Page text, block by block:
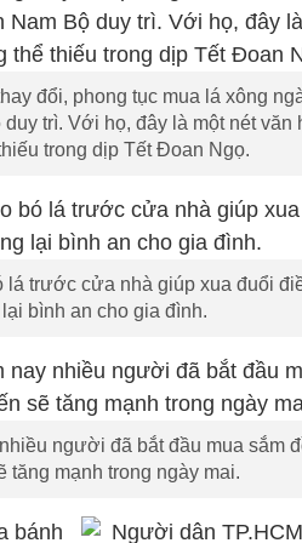
đổi, phong tục mua lá xông
trì. Với họ, đây là một nét văn
trong dịp Tết Đoan Ngọ.
lá trước cửa nhà giúp xua đuổi
bình an cho gia đình.
người đã bắt đầu mua sắm
tăng mạnh trong ngày mai.